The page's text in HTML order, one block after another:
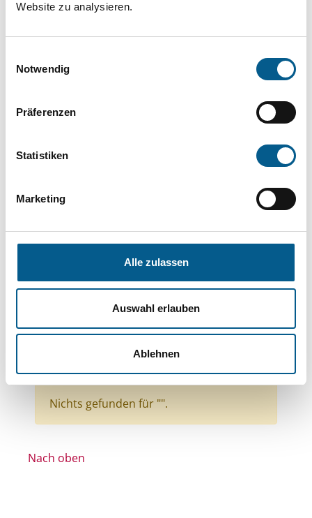
Website zu analysieren.
Notwendig
Präferenzen
Statistiken
Marketing
Alle zulassen
Auswahl erlauben
Ablehnen
Bitte Suchbegriff eingeben. Ergebnisse
können durch die Wahl von Bereichen oder
Suchen
Themen: Wohltätige Zwecke
Themen: Seniorinnen, Senioren & Pflege
Themen: Bürgerschaftliches Engagement
Themen: Denkmalschutz
Themen: Heimatpflege
Themen: Tierschutz
Themen: Wohlfahrtswesen
Alle Filter entfernen
Nichts gefunden für "".
Nach oben